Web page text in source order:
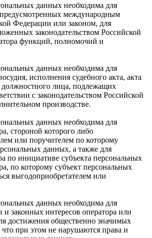
данных необходима для
международным
Федерации или законом, для
законодательством Российской
функций, полномочий и
данных необходима для
исполнения судебного акта, акта
должностного лица, подлежащих
с законодательством Российской
производстве.
данных необходима для
стороной которого либо
или поручителем по которому
данных, а также для
по инициативе субъекта персональных
по которому субъект персональных
выгодоприобретателем или
данных необходима для
и законных интересов оператора или
достижения общественно значимых
при этом не нарушаются права и